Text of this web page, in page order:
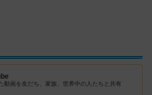
動画を友だち、家族、世界中の人たちと共有